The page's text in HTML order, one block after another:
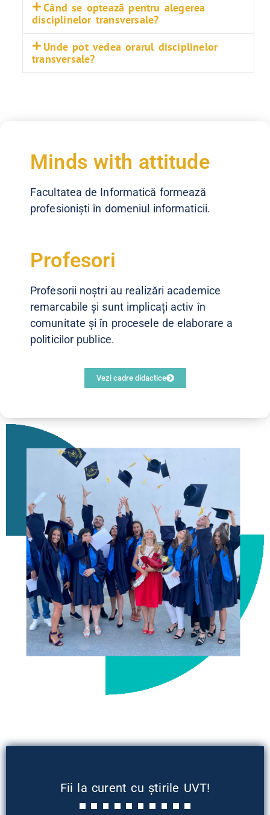
Când se optează pentru alegerea
disciplinelor transversale?
Unde pot vedea orarul disciplinelor
transversale?
Minds with attitude
Facultatea de Informatică formează
profesioniști în domeniul informaticii.
Profesori
Profesorii noștri au realizări academice
remarcabile și sunt implicați activ în
comunitate și în procesele de elaborare a
politicilor publice.
Vezi cadre didactice
Fii la curent cu știrile UVT!